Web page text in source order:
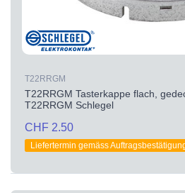
T22RRGM
T22RRGM Tasterkappe flach,
T22RRGM Schlegel
CHF 2.50
Liefertermin gemäss